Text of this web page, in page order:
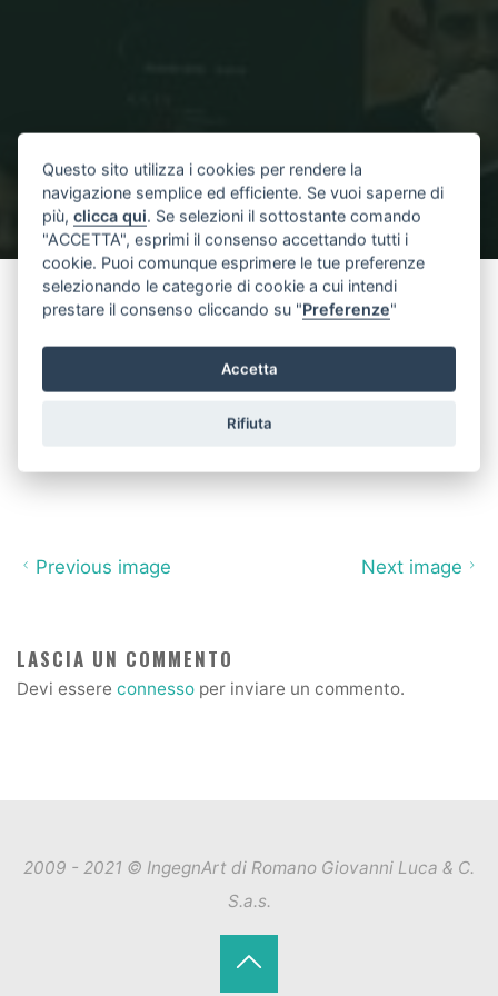
HomeClienti lecci costruzioni
lecci costruzioni
600 × 104pixels Clienti
Previous image Next image
LASCIA UN COMMENTO
Devi essereconnesso per inviare un commento.
2009 - 2021 © IngegnArt di Romano Giovanni Luca & C.
S.a.s.
Questo sito utilizza i cookies per rendere la
navigazione semplice ed efficiente. Se vuoi saperne di
più,clicca qui. Se selezioni il sottostante comando
"ACCETTA", esprimi il consenso accettando tutti i
cookie. Puoi comunque esprimere le tue preferenze
selezionando le categorie di cookie a cui intendi
prestare il consenso cliccando su "Preferenze"
Accetta
Rifiuta